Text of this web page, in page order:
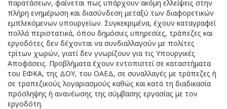
παρατάσεων, φαίνεται πως υπάρχουν ακόμη ελλείψεις στην
πλήρη ενημέρωση και διασύνδεση μεταξύ των διαφορετικών
εμπλεκόμενων υπουργείων. Συγκεκριμένα, έχουν καταγραφεί
πολλά περιστατικά, όπου δημόσιες υπηρεσίες, τράπεζες και
εργοδότες δεν δέχονται να συνδιαλλαγούν με πολίτες
τρίτων χωρών, γιατί δεν γνωρίζουν για τις Υπουργικές
Αποφάσεις. Προβλήματα έχουν εντοπιστεί σε καταστήματα
του ΕΦΚΑ, της ΔΟΥ, του ΟΑΕΔ, σε συναλλαγές με τράπεζες ή
σε τραπεζικούς λογαριασμούς καθώς και κατά τη διαδικασία
πρόσληψης ή ανανέωσης της σύμβασης εργασίας με τον
εργοδότη.